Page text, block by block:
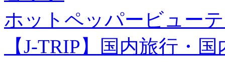
ホットペッパービュー
【J-TRIP】国内旅行・